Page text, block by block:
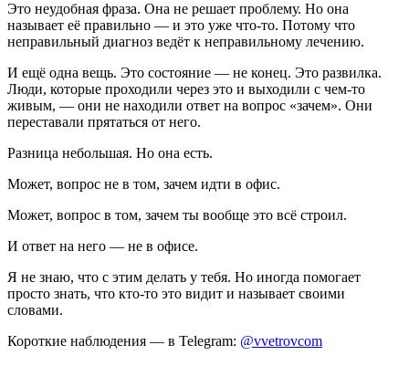
Это неудобная фраза. Она не решает проблему. Но она
называет её правильно — и это уже что-то. Потому что
неправильный диагноз ведёт к неправильному лечению.
И ещё одна вещь. Это состояние — не конец. Это развилка.
Люди, которые проходили через это и выходили с чем-то
живым, — они не находили ответ на вопрос «зачем». Они
переставали прятаться от него.
Разница небольшая. Но она есть.
Может, вопрос не в том, зачем идти в офис.
Может, вопрос в том, зачем ты вообще это всё строил.
И ответ на него — не в офисе.
Я не знаю, что с этим делать у тебя. Но иногда помогает
просто знать, что кто-то это видит и называет своими
словами.
Короткие наблюдения — в Telegram: @vvetrovcom